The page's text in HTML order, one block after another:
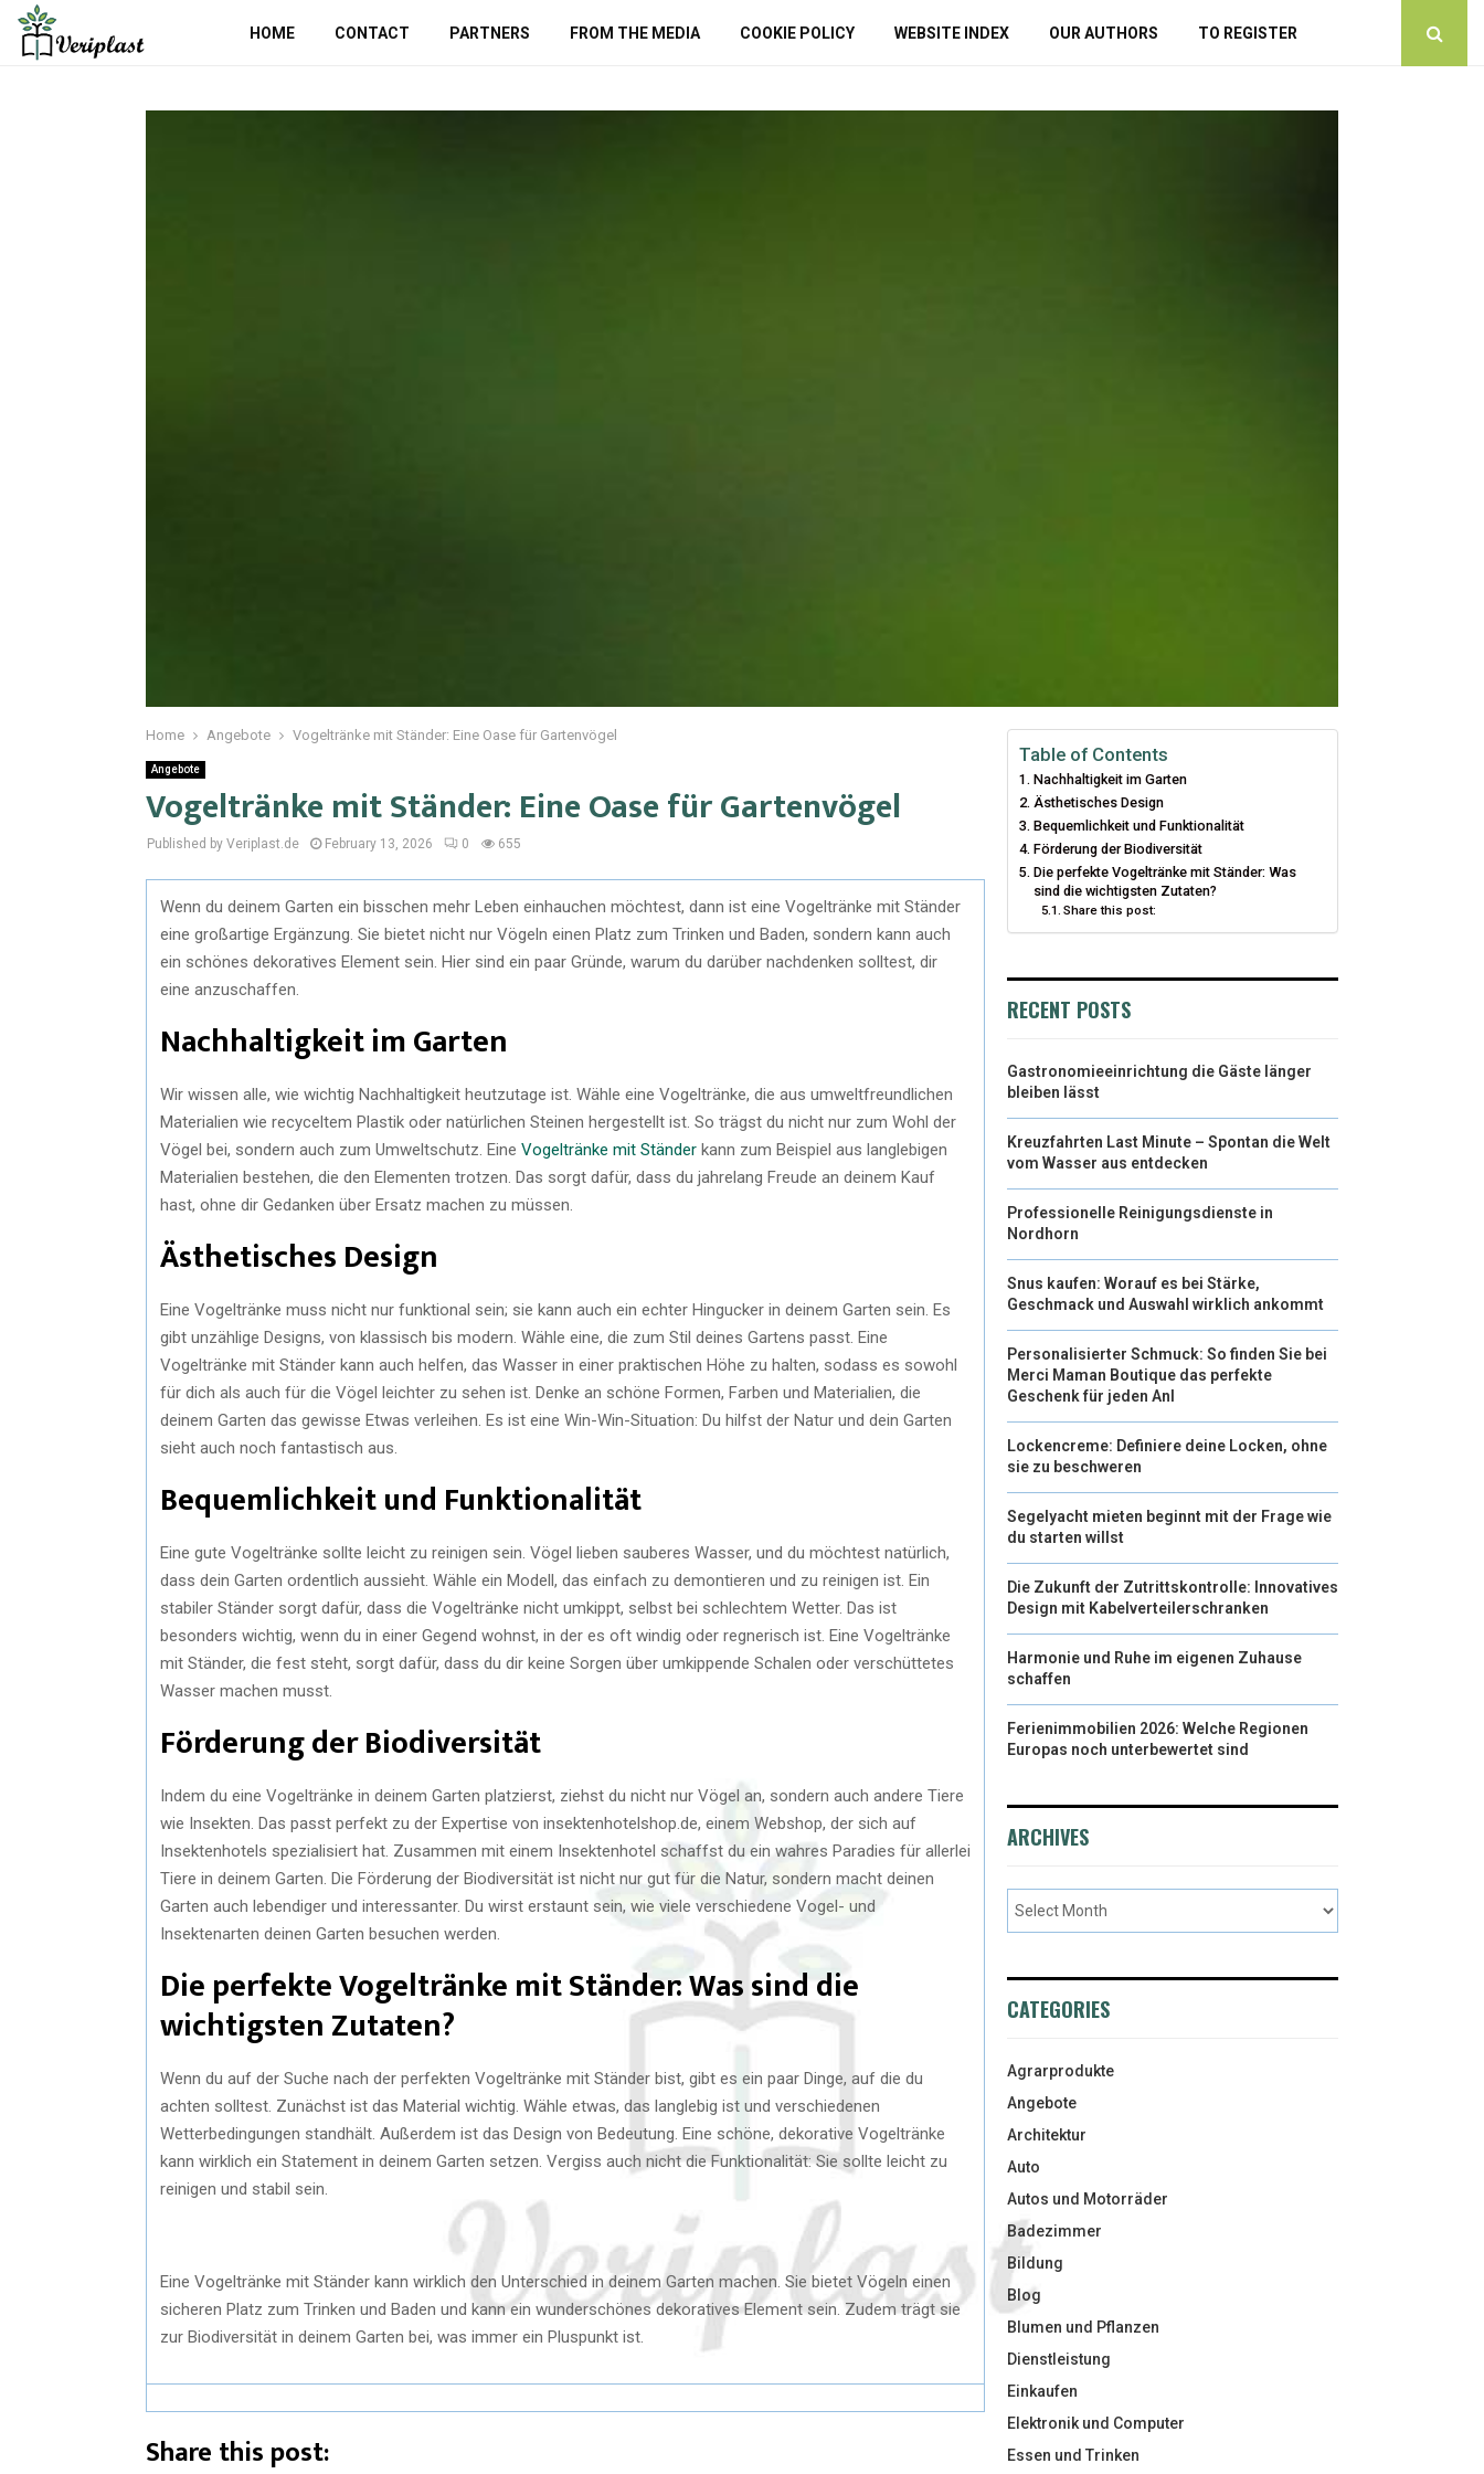
HOME CONTACT PARTNERS FROM THE MEDIA COOKIE POLICY WEBSITE INDEX OUR AUTHORS TO REGISTER
Home Angebote Vogeltränke mit Ständer: Eine Oase für Gartenvögel
Angebote
Vogeltränke mit Ständer: Eine Oase für Gartenvögel
Published by Veriplast.de February 13, 2026 0 655
Wenn du deinem Garten ein bisschen mehr Leben einhauchen möchtest, dann ist eine Vogeltränke mit Ständer
eine großartige Ergänzung. Sie bietet nicht nur Vögeln einen Platz zum Trinken und Baden, sondern kann auch
ein schönes dekoratives Element sein. Hier sind ein paar Gründe, warum du darüber nachdenken solltest, dir
eine anzuschaffen.
Nachhaltigkeit im Garten
Wir wissen alle, wie wichtig Nachhaltigkeit heutzutage ist. Wähle eine Vogeltränke, die aus umweltfreundlichen
Materialien wie recyceltem Plastik oder natürlichen Steinen hergestellt ist. So trägst du nicht nur zum Wohl der
Vögel bei, sondern auch zum Umweltschutz. Eine Vogeltränke mit Ständer kann zum Beispiel aus langlebigen
Materialien bestehen, die den Elementen trotzen. Das sorgt dafür, dass du jahrelang Freude an deinem Kauf
hast, ohne dir Gedanken über Ersatz machen zu müssen.
Ästhetisches Design
Eine Vogeltränke muss nicht nur funktional sein; sie kann auch ein echter Hingucker in deinem Garten sein. Es
gibt unzählige Designs, von klassisch bis modern. Wähle eine, die zum Stil deines Gartens passt. Eine
Vogeltränke mit Ständer kann auch helfen, das Wasser in einer praktischen Höhe zu halten, sodass es sowohl
für dich als auch für die Vögel leichter zu sehen ist. Denke an schöne Formen, Farben und Materialien, die
deinem Garten das gewisse Etwas verleihen. Es ist eine Win-Win-Situation: Du hilfst der Natur und dein Garten
sieht auch noch fantastisch aus.
Bequemlichkeit und Funktionalität
Eine gute Vogeltränke sollte leicht zu reinigen sein. Vögel lieben sauberes Wasser, und du möchtest natürlich,
dass dein Garten ordentlich aussieht. Wähle ein Modell, das einfach zu demontieren und zu reinigen ist. Ein
stabiler Ständer sorgt dafür, dass die Vogeltränke nicht umkippt, selbst bei schlechtem Wetter. Das ist
besonders wichtig, wenn du in einer Gegend wohnst, in der es oft windig oder regnerisch ist. Eine Vogeltränke
mit Ständer, die fest steht, sorgt dafür, dass du dir keine Sorgen über umkippende Schalen oder verschüttetes
Wasser machen musst.
Förderung der Biodiversität
Indem du eine Vogeltränke in deinem Garten platzierst, ziehst du nicht nur Vögel an, sondern auch andere Tiere
wie Insekten. Das passt perfekt zu der Expertise von insektenhotelshop.de, einem Webshop, der sich auf
Insektenhotels spezialisiert hat. Zusammen mit einem Insektenhotel schaffst du ein wahres Paradies für allerlei
Tiere in deinem Garten. Die Förderung der Biodiversität ist nicht nur gut für die Natur, sondern macht deinen
Garten auch lebendiger und interessanter. Du wirst erstaunt sein, wie viele verschiedene Vogel- und
Insektenarten deinen Garten besuchen werden.
Die perfekte Vogeltränke mit Ständer: Was sind die
wichtigsten Zutaten?
Wenn du auf der Suche nach der perfekten Vogeltränke mit Ständer bist, gibt es ein paar Dinge, auf die du
achten solltest. Zunächst ist das Material wichtig. Wähle etwas, das langlebig ist und verschiedenen
Wetterbedingungen standhält. Außerdem ist das Design von Bedeutung. Eine schöne, dekorative Vogeltränke
kann wirklich ein Statement in deinem Garten setzen. Vergiss auch nicht die Funktionalität: Sie sollte leicht zu
reinigen und stabil sein.
Eine Vogeltränke mit Ständer kann wirklich den Unterschied in deinem Garten machen. Sie bietet Vögeln einen
sicheren Platz zum Trinken und Baden und kann ein wunderschönes dekoratives Element sein. Zudem trägt sie
zur Biodiversität in deinem Garten bei, was immer ein Pluspunkt ist.
Share this post:
Table of Contents
Nachhaltigkeit im Garten
Ästhetisches Design
Bequemlichkeit und Funktionalität
Förderung der Biodiversität
Die perfekte Vogeltränke mit Ständer: Was
sind die wichtigsten Zutaten?
Share this post:
RECENT POSTS
Gastronomieeinrichtung die Gäste länger
bleiben lässt
Kreuzfahrten Last Minute – Spontan die Welt
vom Wasser aus entdecken
Professionelle Reinigungsdienste in
Nordhorn
Snus kaufen: Worauf es bei Stärke,
Geschmack und Auswahl wirklich ankommt
Personalisierter Schmuck: So finden Sie bei
Merci Maman Boutique das perfekte
Geschenk für jeden Anl
Lockencreme: Definiere deine Locken, ohne
sie zu beschweren
Segelyacht mieten beginnt mit der Frage wie
du starten willst
Die Zukunft der Zutrittskontrolle: Innovatives
Design mit Kabelverteilerschranken
Harmonie und Ruhe im eigenen Zuhause
schaffen
Ferienimmobilien 2026: Welche Regionen
Europas noch unterbewertet sind
ARCHIVES
CATEGORIES
Agrarprodukte
Angebote
Architektur
Auto
Autos und Motorräder
Badezimmer
Bildung
Blog
Blumen und Pflanzen
Dienstleistung
Einkaufen
Elektronik und Computer
Essen und Trinken